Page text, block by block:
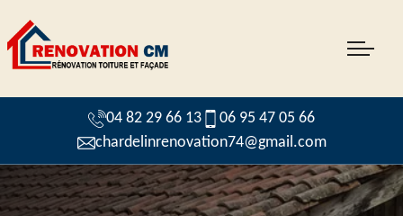
04 82 29 66 13
06 95 47 05 66
chardelinrenovation74@gmail.com